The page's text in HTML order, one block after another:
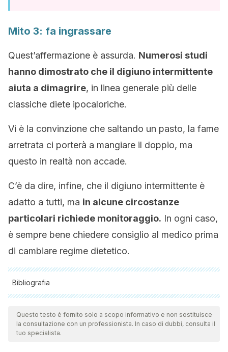
Mito 3: fa ingrassare
Quest’affermazione è assurda. Numerosi studi
hanno dimostrato che il digiuno intermittente
aiuta a dimagrire, in linea generale più delle
classiche diete ipocaloriche.
Vi è la convinzione che saltando un pasto, la fame
arretrata ci porterà a mangiare il doppio, ma
questo in realtà non accade.
C’è da dire, infine, che il digiuno intermittente è
adatto a tutti, ma in alcune circostanze
particolari richiede monitoraggio. In ogni caso,
è sempre bene chiedere consiglio al medico prima
di cambiare regime dietetico.
Bibliografia
Tutte le fonti citate sono state esaminate a fondo dal nostro
team per garantirne la qualità, l'affidabilità, l'attualità e la
validità. La bibliografia di questo articolo è stata considerata
Questo testo è fornito solo a scopo informativo e non sostituisce
la consultazione con un professionista. In caso di dubbi, consulta il
tuo specialista.